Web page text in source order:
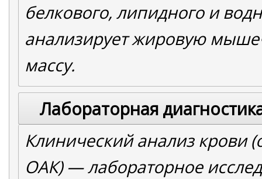
белкового, липидного и
анализирует жировую
массу.
Лабораторная
Клинический анализ крови
ОАК) — лабораторное